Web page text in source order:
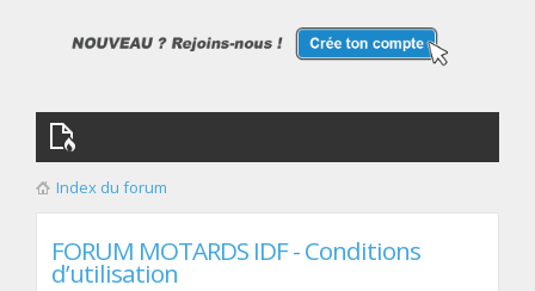
Qui sommes nous
Les membres
Index du forum
FORUM MOTARDS IDF - Conditions
d’utilisation